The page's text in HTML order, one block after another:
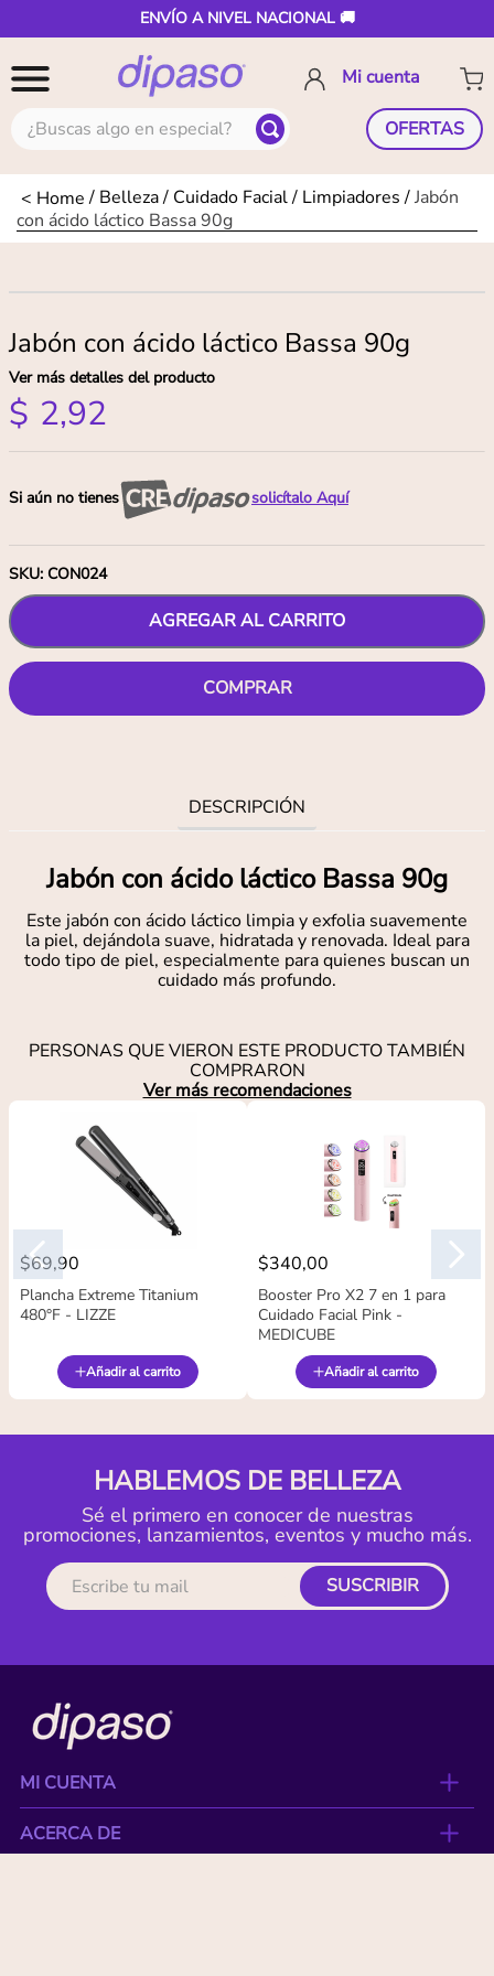
ENVÍO A NIVEL NACIONAL 🚚
¿Buscas algo en especial? OFERTAS
Belleza Cuidado Facial Limpiadores
Jabón
con ácido láctico Bassa 90g
Jabón con ácido láctico Bassa 90g
Ver más detalles del producto
$ 2,92
Si aún no tienes solicítalo Aquí
SKU: CON024
AGREGAR AL CARRITO
COMPRAR
DESCRIPCIÓN
Jabón con ácido láctico Bassa 90g
Este jabón con ácido láctico limpia y exfolia suavemente
la piel, dejándola suave, hidratada y renovada. Ideal para
todo tipo de piel, especialmente para quienes buscan un
cuidado más profundo.
PERSONAS QUE VIERON ESTE PRODUCTO TAMBIÉN
COMPRARON
Ver más recomendaciones
$69,90
Plancha Extreme Titanium
480°F - LIZZE
Añadir al carrito
$340,00
Booster Pro X2 7 en 1 para
Cuidado Facial Pink -
MEDICUBE
Añadir al carrito
HABLEMOS DE BELLEZA
Sé el primero en conocer de nuestras
promociones, lanzamientos, eventos y mucho más.
SUSCRIBIR
MI CUENTA
ACERCA DE